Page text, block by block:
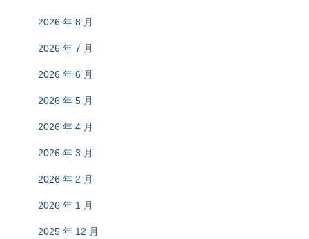
2026 年 8 月
2026 年 7 月
2026 年 6 月
2026 年 5 月
2026 年 4 月
2026 年 3 月
2026 年 2 月
2026 年 1 月
2025 年 12 月